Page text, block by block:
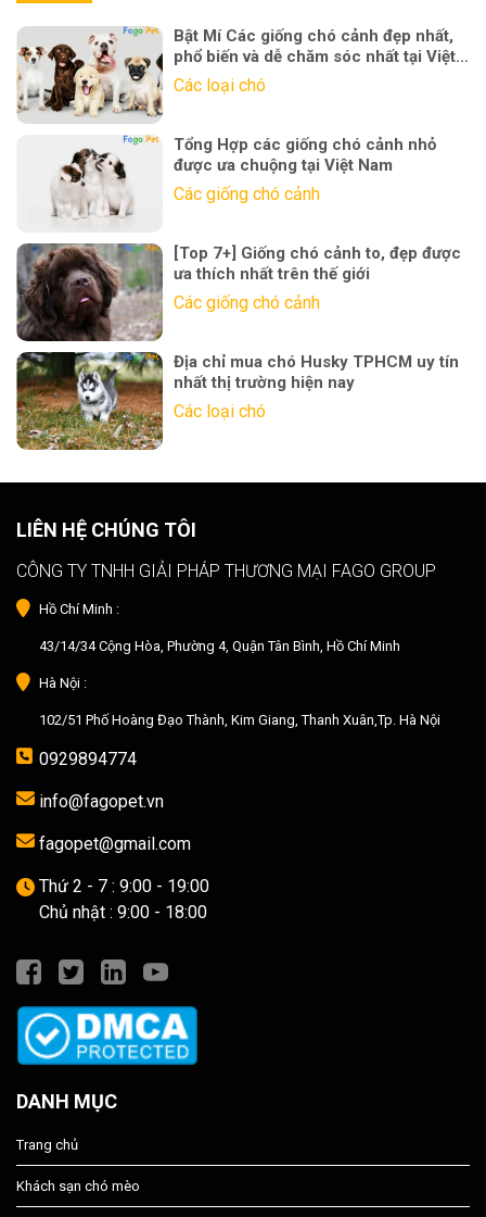
Bật Mí Các giống chó cảnh đẹp nhất,
phổ biến và dễ chăm sóc nhất tại Việt
Nam
Các loại chó
Tổng Hợp các giống chó cảnh nhỏ
được ưa chuộng tại Việt Nam
Các giống chó cảnh
[Top 7+] Giống chó cảnh to, đẹp được
ưa thích nhất trên thế giới
Các giống chó cảnh
Địa chỉ mua chó Husky TPHCM uy tín
nhất thị trường hiện nay
Các loại chó
LIÊN HỆ CHÚNG TÔI
CÔNG TY TNHH GIẢI PHÁP THƯƠNG MẠI FAGO GROUP
Hồ Chí Minh :
43/14/34 Cộng Hòa, Phường 4, Quận Tân Bình, Hồ Chí Minh
Hà Nội :
102/51 Phố Hoàng Đạo Thành, Kim Giang, Thanh Xuân,Tp. Hà Nội
0929894774
info@fagopet.vn
fagopet@gmail.com
Thứ 2 - 7 : 9:00 - 19:00
Chủ nhật : 9:00 - 18:00
DANH MỤC
Trang chủ
Khách sạn chó mèo